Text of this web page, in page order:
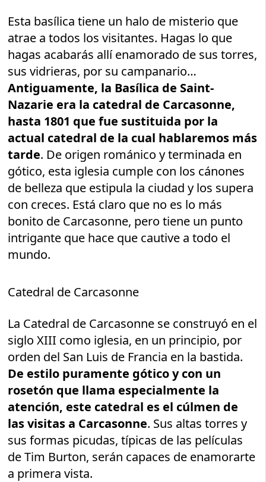
Esta basílica tiene un halo de misterio que
atrae a todos los visitantes. Hagas lo que
hagas acabarás allí enamorado de sus torres,
sus vidrieras, por su campanario…
Antiguamente, la Basílica de Saint-
Nazarie era la catedral de Carcasonne,
hasta 1801 que fue sustituida por la
actual catedral de la cual hablaremos más
tarde. De origen románico y terminada en
gótico, esta iglesia cumple con los cánones
de belleza que estipula la ciudad y los supera
con creces. Está claro que no es lo más
bonito de Carcasonne, pero tiene un punto
intrigante que hace que cautive a todo el
mundo.
Catedral de Carcasonne
La Catedral de Carcasonne se construyó en el
siglo XIII como iglesia, en un principio, por
orden del San Luis de Francia en la bastida.
De estilo puramente gótico y con un
rosetón que llama especialmente la
atención, este catedral es el cúlmen de
las visitas a Carcasonne. Sus altas torres y
sus formas picudas, típicas de las películas
de Tim Burton, serán capaces de enamorarte
a primera vista.